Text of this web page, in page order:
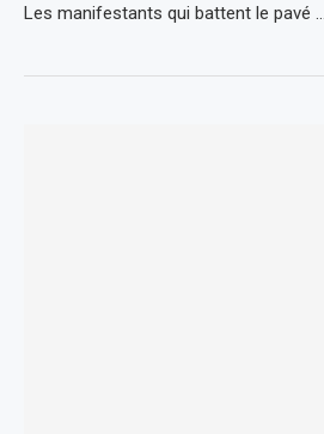
Les manifestants qui battent le pavé …